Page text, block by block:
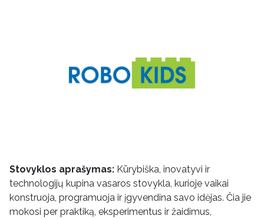
Stovyklos aprašymas: Kūrybiška, inovatyvi ir
technologijų kupina vasaros stovykla, kurioje vaikai
konstruoja, programuoja ir įgyvendina savo idėjas. Čia jie
mokosi per praktiką, eksperimentus ir žaidimus,